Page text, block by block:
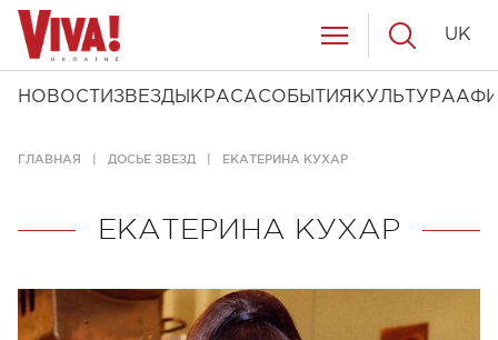
НОВОСТИ ЗВЕЗДЫ КРАСАСОБЫТИЯ КУЛЬТУРА
UK
ГЛАВНАЯ ДОСЬЕ ЗВЕЗД ЕКАТЕРИНА КУХАР
ЕКАТЕРИНА КУХАР